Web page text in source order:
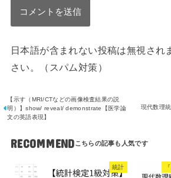
日本語が含まれない投稿は無視され
さい。（スパム対策）
【示す（MRI/CTなどの画像検査結果の説
明）】show/ reveal/ demonstrate【医学論
文の英語表現】
現代数理
RECOMMEND
統計